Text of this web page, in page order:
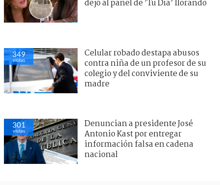
dejó al panel de ’Tu Día’ llorando
349
visitas
Celular robado destapa abusos
contra niña de un profesor de su
colegio y del conviviente de su
madre
301
visitas
Denuncian a presidente José
Antonio Kast por entregar
información falsa en cadena
nacional